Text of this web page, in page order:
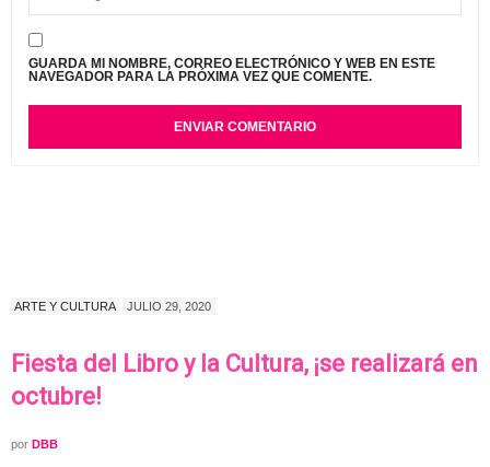
GUARDA MI NOMBRE, CORREO ELECTRÓNICO Y WEB EN ESTE
NAVEGADOR PARA LA PRÓXIMA VEZ QUE COMENTE.
ARTE Y CULTURA JULIO 29, 2020
Fiesta del Libro y la Cultura, ¡se realizará en
octubre!
por DBB